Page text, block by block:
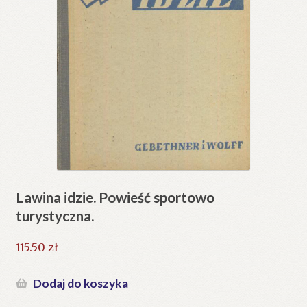
Lawina idzie. Powieść sportowo
turystyczna.
115.50 zł
Dodaj do koszyka